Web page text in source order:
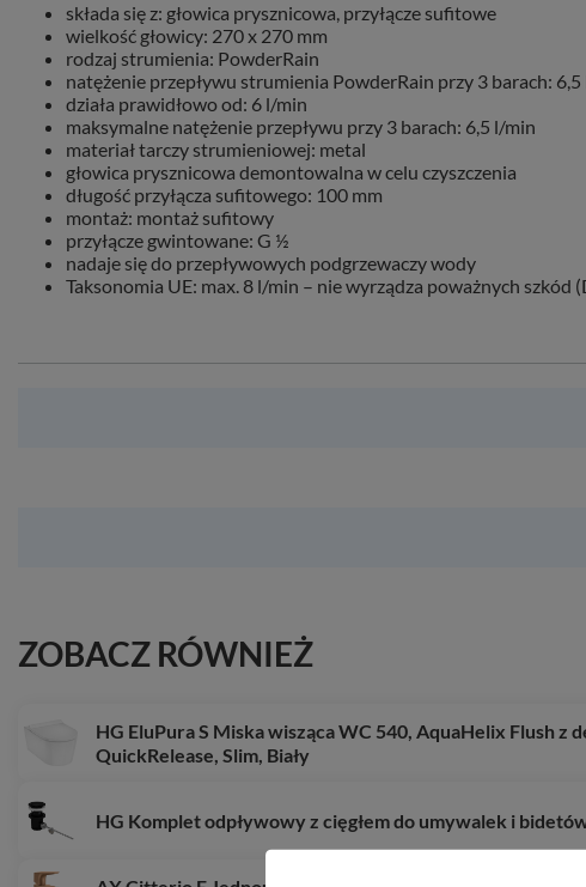
składa się z: głowica prysznicowa, przyłącze sufitowe
wielkość głowicy: 270 x 270 mm
rodzaj strumienia: PowderRain
natężenie przepływu strumienia PowderRain przy 3 barach:
działa prawidłowo od: 6 l/min
maksymalne natężenie przepływu przy 3 barach: 6,5 l/min
materiał tarczy strumieniowej: metal
głowica prysznicowa demontowalna w celu czyszczenia
długość przyłącza sufitowego: 100 mm
montaż: montaż sufitowy
przyłącze gwintowane: G ½
nadaje się do przepływowych podgrzewaczy wody
Taksonomia UE: max. 8 l/min – nie wyrządza poważnych szkód
ZOBACZ RÓWNIEŻ
HG EluPura S Miska wisząca WC 540, AquaHelix Flush z
QuickRelease, Slim, Biały
HG Komplet odpływowy z cięgłem do umywalek i